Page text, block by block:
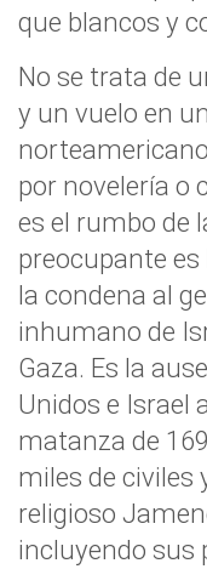
que blancos y
No se trata de
y un vuelo en
por novelería o
es el rumbo de
preocupante
la condena al
inhumano de
Gaza. Es la
Unidos e Israel
matanza de
miles de civiles
religioso
incluyendo sus